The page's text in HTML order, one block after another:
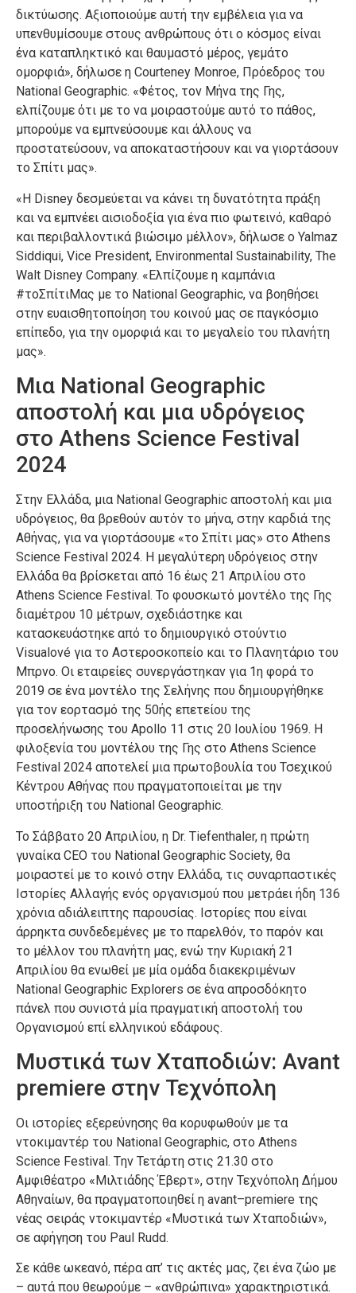
δικτύωσης. Αξιοποιούμε αυτή την εμβέλεια για να
υπενθυμίσουμε στους ανθρώπους ότι ο κόσμος είναι
ένα καταπληκτικό και θαυμαστό μέρος, γεμάτο
ομορφιά», δήλωσε η Courteney Monroe, Πρόεδρος του
National Geographic. «Φέτος, τον Μήνα της Γης,
ελπίζουμε ότι με το να μοιραστούμε αυτό το πάθος,
μπορούμε να εμπνεύσουμε και άλλους να
προστατεύσουν, να αποκαταστήσουν και να γιορτάσουν
το Σπίτι μας».
«Η Disney δεσμεύεται να κάνει τη δυνατότητα πράξη
και να εμπνέει αισιοδοξία για ένα πιο φωτεινό, καθαρό
και περιβαλλοντικά βιώσιμο μέλλον», δήλωσε ο Yalmaz
Siddiqui, Vice President, Environmental Sustainability, The
Walt Disney Company. «Ελπίζουμε η καμπάνια
#τοΣπίτιΜας με το National Geographic, να βοηθήσει
στην ευαισθητοποίηση του κοινού μας σε παγκόσμιο
επίπεδο, για την ομορφιά και το μεγαλείο του πλανήτη
μας».
Μια National Geographic
αποστολή και μια υδρόγειος
στο Athens Science Festival
2024
Στην Ελλάδα, μια National Geographic αποστολή και μια
υδρόγειος, θα βρεθούν αυτόν το μήνα, στην καρδιά της
Αθήνας, για να γιορτάσουμε «το Σπίτι μας» στο Athens
Science Festival 2024. Η μεγαλύτερη υδρόγειος στην
Ελλάδα θα βρίσκεται από 16 έως 21 Απριλίου στο
Athens Science Festival. Το φουσκωτό μοντέλο της Γης
διαμέτρου 10 μέτρων, σχεδιάστηκε και
κατασκευάστηκε από το δημιουργικό στούντιο
Visualové για το Αστεροσκοπείο και το Πλανητάριο του
Μπρνο. Οι εταιρείες συνεργάστηκαν για 1η φορά το
2019 σε ένα μοντέλο της Σελήνης που δημιουργήθηκε
για τον εορτασμό της 50ής επετείου της
προσελήνωσης του Apollo 11 στις 20 Ιουλίου 1969. Η
φιλοξενία του μοντέλου της Γης στο Athens Science
Festival 2024 αποτελεί μια πρωτοβουλία του Τσεχικού
Κέντρου Αθήνας που πραγματοποιείται με την
υποστήριξη του National Geographic.
Το Σάββατο 20 Απριλίου, η Dr. Tiefenthaler, η πρώτη
γυναίκα CEO του National Geographic Society, θα
μοιραστεί με το κοινό στην Ελλάδα, τις συναρπαστικές
Ιστορίες Αλλαγής ενός οργανισμού που μετράει ήδη 136
χρόνια αδιάλειπτης παρουσίας. Ιστορίες που είναι
άρρηκτα συνδεδεμένες με το παρελθόν, το παρόν και
το μέλλον του πλανήτη μας, ενώ την Κυριακή 21
Απριλίου θα ενωθεί με μία ομάδα διακεκριμένων
National Geographic Explorers σε ένα απροσδόκητο
πάνελ που συνιστά μία πραγματική αποστολή του
Οργανισμού επί ελληνικού εδάφους.
Μυστικά των Χταποδιών: Avant
premiere στην Τεχνόπολη
Οι ιστορίες εξερεύνησης θα κορυφωθούν με τα
ντοκιμαντέρ του National Geographic, στο Athens
Science Festival. Tην Τετάρτη στις 21.30 στο
Αμφιθέατρο «Μιλτιάδης Έβερτ», στην Τεχνόπολη Δήμου
Αθηναίων, θα πραγματοποιηθεί η avant–premiere της
νέας σειράς ντοκιμαντέρ «Μυστικά των Χταποδιών»,
σε αφήγηση του Paul Rudd.
Σε κάθε ωκεανό, πέρα απ’ τις ακτές μας, ζει ένα ζώο με
– αυτά που θεωρούμε – «ανθρώπινα» χαρακτηριστικά.